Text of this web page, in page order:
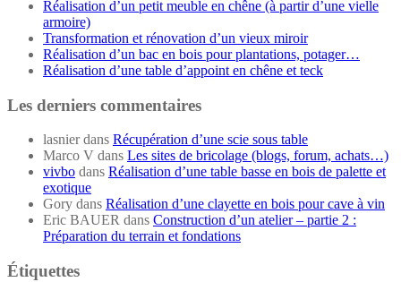
Réalisation d’un petit meuble en chêne (à partir d’une vielle
armoire)
Transformation et rénovation d’un vieux miroir
Réalisation d’un bac en bois pour plantations, potager…
Réalisation d’une table d’appoint en chêne et teck
Les derniers commentaires
lasnierdans Récupération d’une scie sous table
Marco V dans Les sites de bricolage (blogs, forum, achats…)
vivbo dans Réalisation d’une table basse en bois de palette et
exotique
Gory dans Réalisation d’une clayette en bois pour cave à vin
Eric BAUER dans Construction d’un atelier – partie 2 :
Préparation du terrain et fondations
Étiquettes